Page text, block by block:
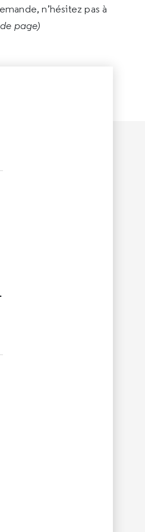
n’hésitez pas à
page)